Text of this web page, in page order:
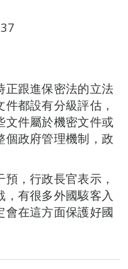
正跟進保密法的立法
都設有分級評估，
文件屬於機密文件或
個政府管理機制，政
，行政長官表示，
有很多外國駭客入
會在這方面保護好國